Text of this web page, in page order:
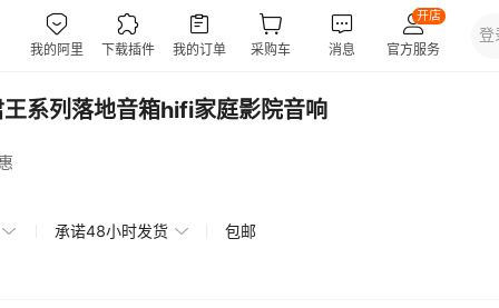
系列落地音箱hifi家庭影院音响
承诺48小时发货 包邮